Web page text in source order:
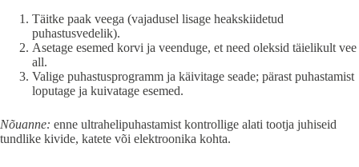
Täitke paak veega (vajadusel lisage heakskiidetud
puhastusvedelik).
Asetage esemed korvi ja veenduge, et need oleksid täielikult vee
all.
Valige puhastusprogramm ja käivitage seade; pärast puhastamist
loputage ja kuivatage esemed.
Nõuanne: enne ultrahelipuhastamist kontrollige alati tootja juhiseid
tundlike kivide, katete või elektroonika kohta.